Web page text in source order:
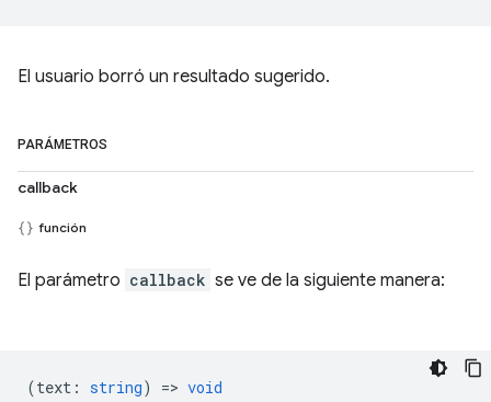
El usuario borró un resultado sugerido.
PARÁMETROS
callback
función
El parámetro callback se ve de la siguiente manera:
(text : string) => void